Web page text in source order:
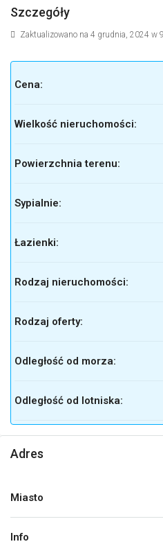
Szczegóły
Zaktualizowano na 4 grudnia, 2024 w
Cena:
Wielkość nieruchomości:
Powierzchnia terenu:
Sypialnie:
Łazienki:
Rodzaj nieruchomości:
Rodzaj oferty:
Odległość od morza:
Odległość od lotniska:
Adres
Miasto
Info